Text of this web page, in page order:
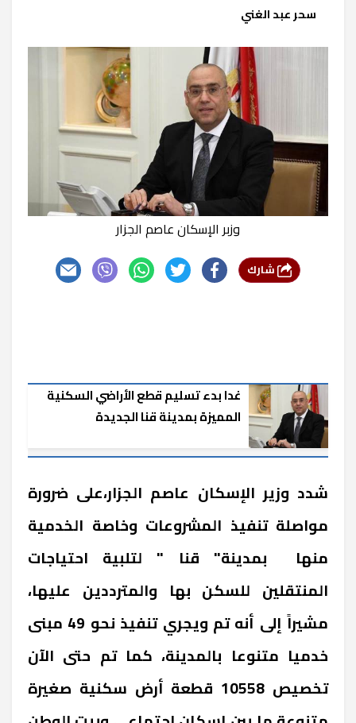
سحر عبد الغني
وزبر الإسكان عاصم الجزار
غدا بدء تسليم قطع الأراضي السكنية
المميزة بمدينة قنا الجديدة
شدد وزير الإسكان عاصم الجزار،على ضرورة
مواصلة تنفيذ المشروعات وخاصة الخدمية
منها بمدينة" قنا " لتلبية احتياجات
المنتقلين للسكن بها والمترددين عليها،
مشيراً إلى أنه تم ويجري تنفيذ نحو 49 مبنى
خدميا متنوعا بالمدينة، كما تم حتى الآن
تخصيص 10558 قطعة أرض سكنية صغيرة